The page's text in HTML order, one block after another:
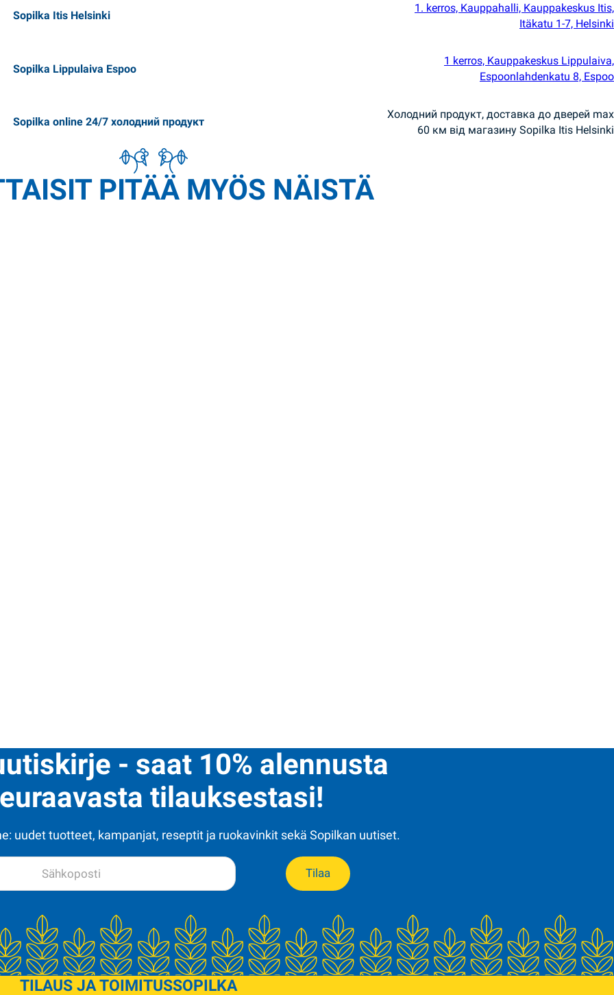
Sopilka Itis Helsinki
1. kerros, Kauppahalli, Kauppakeskus Itis,
Itäkatu 1-7, Helsinki
Sopilka Lippulaiva Espoo
1 kerros, Kauppakeskus Lippulaiva,
Espoonlahdenkatu 8, Espoo
Sopilka online 24/7 холодний продукт
Холодний продукт, доставка до дверей max
60 км від магазину Sopilka Itis Helsinki
PITÄÄ MYÖS NÄISTÄ
- saat 10% alennusta
tilauksestasi!
uudet tuotteet, kampanjat, reseptit ja ruokavinkit sekä Sopilkan uutiset.
Tilaa
TILAUS JA TOIMITUSSOPILKA